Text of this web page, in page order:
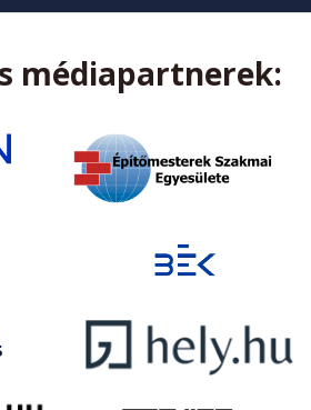
médiapartnerek: